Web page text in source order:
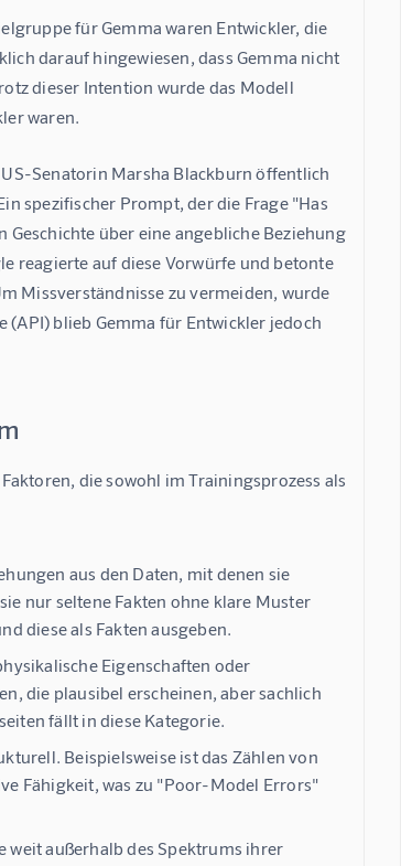
für Gemma waren Entwickler, die
darauf hingewiesen, dass Gemma nicht
dieser Intention wurde das Modell
waren.
Senatorin Marsha Blackburn öffentlich
spezifischer Prompt, der die Frage "Has
über eine angebliche Beziehung
reagierte auf diese Vorwürfe und betonte
Missverständnisse zu vermeiden, wurde
blieb Gemma für Entwickler jedoch
die sowohl im Trainingsprozess als
aus den Daten, mit denen sie
nur seltene Fakten ohne klare Muster
diese als Fakten ausgeben.
Eigenschaften oder
die plausibel erscheinen, aber sachlich
fällt in diese Kategorie.
Beispielsweise ist das Zählen von
Fähigkeit, was zu "Poor-Model Errors"
weit außerhalb des Spektrums ihrer